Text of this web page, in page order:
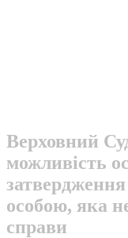
Верховний
можливість
особою, яка
справи